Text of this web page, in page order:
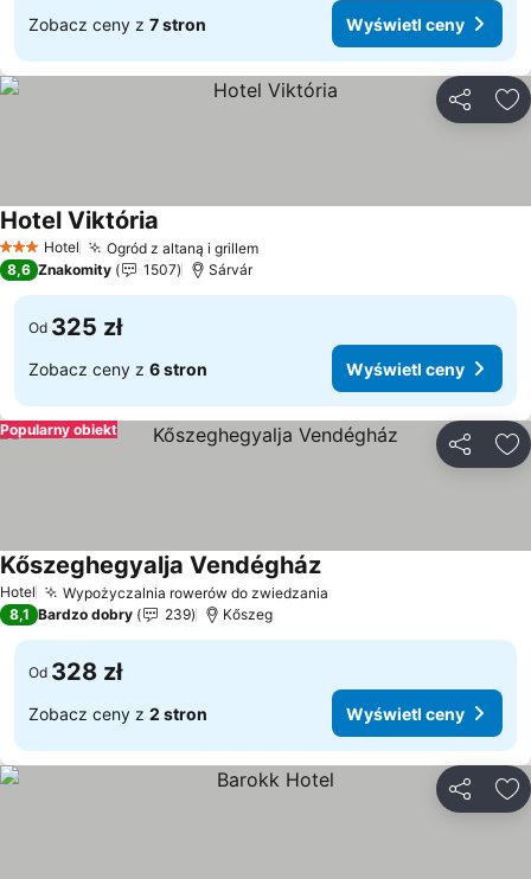
Zobacz ceny z 7 stron Wyświetl ceny
3 Kategoria
Hotel Ogród z altaną i grillemWyświetl ceny
Hotel Viktória
8,6 Znakomity 1507 Sárvár
Od 325 zł
Zobacz ceny z 6 stron Wyświetl ceny
Popularny obiekt
Hotel Wypożyczalnia rowerów do zwiedzania
Kőszeghegyalja VendégházWyświetl ceny
8,1 Bardzo dobry 239 Kőszeg
Od 328 zł
Zobacz ceny z 2 stron Wyświetl ceny